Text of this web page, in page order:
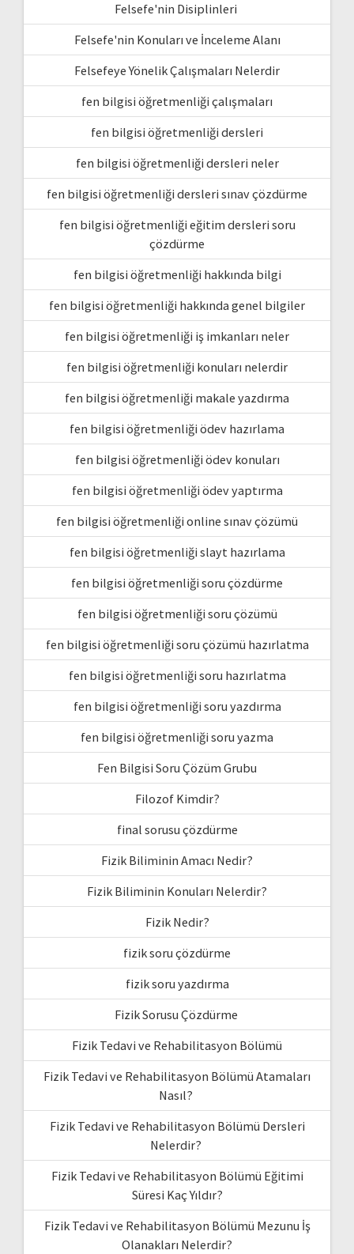
Felsefe'nin Disiplinleri
Felsefe'nin Konuları ve İnceleme Alanı
Felsefeye Yönelik Çalışmaları Nelerdir
fen bilgisi öğretmenliği çalışmaları
fen bilgisi öğretmenliği dersleri
fen bilgisi öğretmenliği dersleri neler
fen bilgisi öğretmenliği dersleri sınav çözdürme
fen bilgisi öğretmenliği eğitim dersleri soru
çözdürme
fen bilgisi öğretmenliği hakkında bilgi
fen bilgisi öğretmenliği hakkında genel bilgiler
fen bilgisi öğretmenliği iş imkanları neler
fen bilgisi öğretmenliği konuları nelerdir
fen bilgisi öğretmenliği makale yazdırma
fen bilgisi öğretmenliği ödev hazırlama
fen bilgisi öğretmenliği ödev konuları
fen bilgisi öğretmenliği ödev yaptırma
fen bilgisi öğretmenliği online sınav çözümü
fen bilgisi öğretmenliği slayt hazırlama
fen bilgisi öğretmenliği soru çözdürme
fen bilgisi öğretmenliği soru çözümü
fen bilgisi öğretmenliği soru çözümü hazırlatma
fen bilgisi öğretmenliği soru hazırlatma
fen bilgisi öğretmenliği soru yazdırma
fen bilgisi öğretmenliği soru yazma
Fen Bilgisi Soru Çözüm Grubu
Filozof Kimdir?
final sorusu çözdürme
Fizik Biliminin Amacı Nedir?
Fizik Biliminin Konuları Nelerdir?
Fizik Nedir?
fizik soru çözdürme
fizik soru yazdırma
Fizik Sorusu Çözdürme
Fizik Tedavi ve Rehabilitasyon Bölümü
Fizik Tedavi ve Rehabilitasyon Bölümü Atamaları
Nasıl?
Fizik Tedavi ve Rehabilitasyon Bölümü Dersleri
Nelerdir?
Fizik Tedavi ve Rehabilitasyon Bölümü Eğitimi
Süresi Kaç Yıldır?
Fizik Tedavi ve Rehabilitasyon Bölümü Mezunu İş
Olanakları Nelerdir?